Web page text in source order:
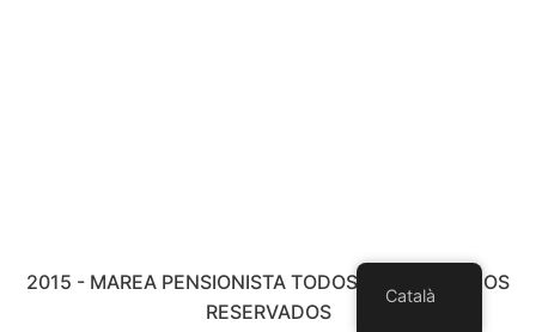
2015 - MAREA PENSIONISTA TODOS LOS DERECHOS
RESERVADOS
Català